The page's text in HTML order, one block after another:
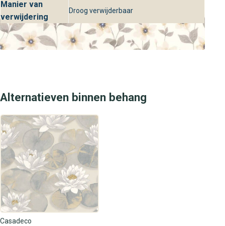
stijlvol als luxueus is.
Manier van
verwijdering
Droog verwijderbaar
Alternatieven binnen behang
Casadeco